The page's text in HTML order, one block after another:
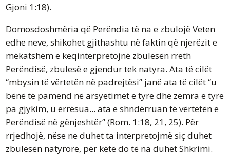
Gjoni 1:18).
Domosdoshmëria që Perëndia të na e zbulojë Veten
edhe neve, shikohet gjithashtu në faktin që njerëzit e
mëkatshëm e keqinterpretojnë zbulesën rreth
Perëndisë, zbulesë e gjendur tek natyra. Ata të cilët
“mbysin të vërtetën në padrejtësi” janë ata të cilët “u
bënë të pamend në arsyetimet e tyre dhe zemra e tyre
pa gjykim, u errësua... ata e shndërruan të vërtetën e
Perëndisë në gënjeshtër” (Rom. 1:18, 21, 25). Për
rrjedhojë, nëse ne duhet ta interpretojmë siç duhet
zbulesën natyrore, për këtë do të na duhet Shkrimi.